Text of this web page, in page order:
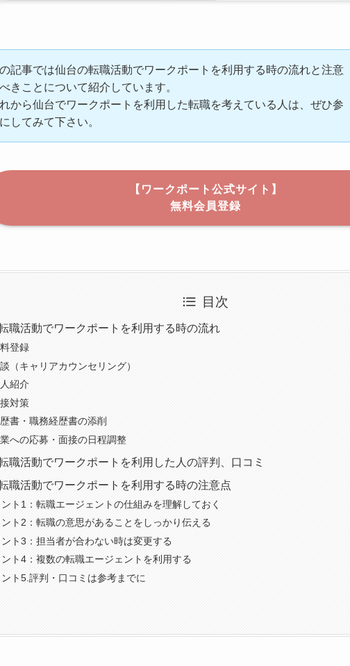
記事では仙台の転職活動でワークポートを利用する時の流れと注意
きことについて紹介しています。
から仙台でワークポートを利用した転職を考えている人は、ぜひ参
してみて下さい。
【ワークポート公式サイト】
無料会員登録
目次
職活動でワークポートを利用する時の流れ
登録
（キャリアカウンセリング）
紹介
対策
書・職務経歴書の添削
への応募・面接の日程調整
職活動でワークポートを利用した人の評判、口コミ
職活動でワークポートを利用する時の注意点
ト1：転職エージェントの仕組みを理解しておく
ト2：転職の意思があることをしっかり伝える
ト3：担当者が合わない時は変更する
ト4：複数の転職エージェントを利用する
ト5.評判・口コミは参考までに